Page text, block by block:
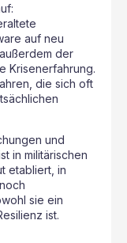
auf neu
der
Krisenerfahrung.
die sich oft
und
in militärischen
etabliert, in
sie ein
ist.